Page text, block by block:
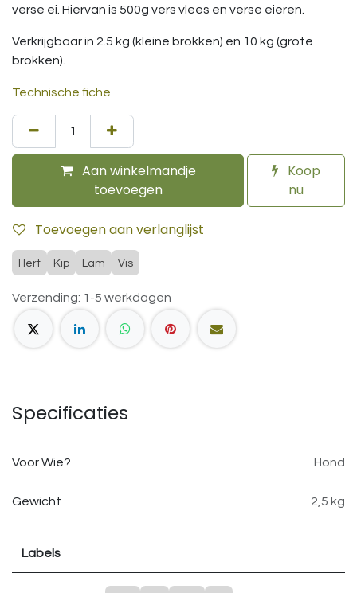
verse ei. Hiervan is 500g vers vlees en verse eieren.
Verkrijgbaar in 2.5 kg (kleine brokken) en 10 kg (grote
brokken).
Technische fiche
Aan winkelmandje
toevoegen
Koop
nu
Toevoegen aan verlanglijst
Hert Kip Lam Vis
Verzending: 1-5 werkdagen
Specificaties
Voor Wie? Hond
Gewicht 2,5 kg
Labels